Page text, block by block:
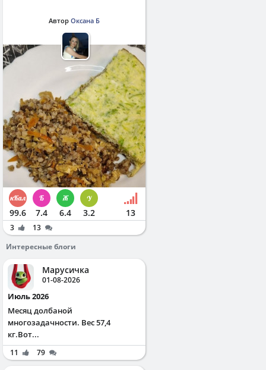
Автор Оксана Б
99.6 7.4 6.4 3.2 13
3
13
Интересные блоги
Марусичка
01-08-2026
Июль 2026
Месяц долбаной
многозадачности. Вес 57,4
кг.Вот...
11 79